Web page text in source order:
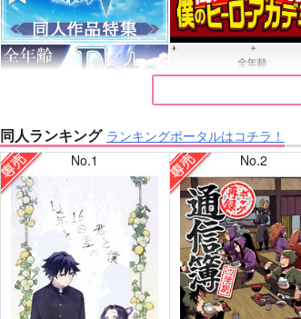
同人ランキング ランキングポータルはコチラ！
No.1
No.2